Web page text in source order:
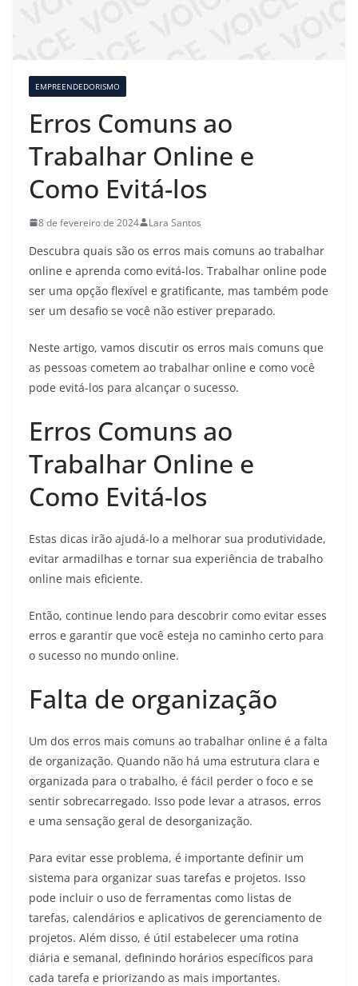
EMPREENDEDORISMO
Erros Comuns ao
Trabalhar Online e
Como Evitá-los
8 de fevereiro de 2024 Lara Santos
Descubra quais são os erros mais comuns ao trabalhar
online e aprenda como evitá-los. Trabalhar online pode
ser uma opção flexível e gratificante, mas também pode
ser um desafio se você não estiver preparado.
Neste artigo, vamos discutir os erros mais comuns que
as pessoas cometem ao trabalhar online e como você
pode evitá-los para alcançar o sucesso.
Erros Comuns ao
Trabalhar Online e
Como Evitá-los
Estas dicas irão ajudá-lo a melhorar sua produtividade,
evitar armadilhas e tornar sua experiência de trabalho
online mais eficiente.
Então, continue lendo para descobrir como evitar esses
erros e garantir que você esteja no caminho certo para
o sucesso no mundo online.
Falta de organização
Um dos erros mais comuns ao trabalhar online é a falta
de organização. Quando não há uma estrutura clara e
organizada para o trabalho, é fácil perder o foco e se
sentir sobrecarregado. Isso pode levar a atrasos, erros
e uma sensação geral de desorganização.
Para evitar esse problema, é importante definir um
sistema para organizar suas tarefas e projetos. Isso
pode incluir o uso de ferramentas como listas de
tarefas, calendários e aplicativos de gerenciamento de
projetos. Além disso, é útil estabelecer uma rotina
diária e semanal, definindo horários específicos para
cada tarefa e priorizando as mais importantes.